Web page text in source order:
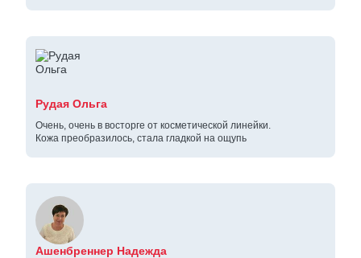
Рудая Ольга
Очень, очень в восторге от косметической линейки.
Кожа преобразилось, стала гладкой на ощупь
Ашенбреннер Надежда